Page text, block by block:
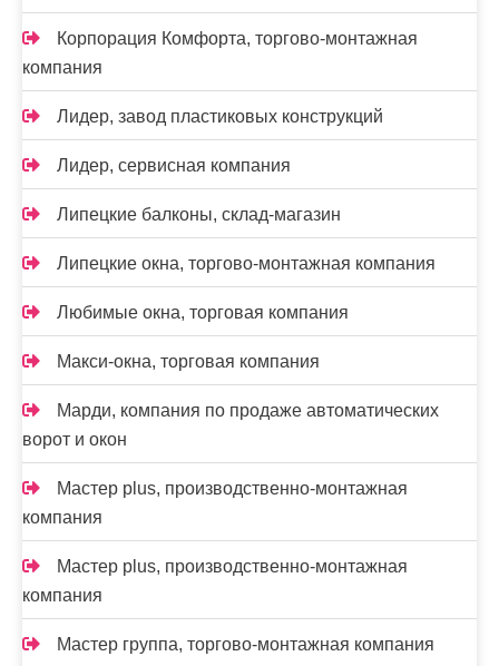
Корпорация Комфорта, торгово-монтажная
компания
Лидер, завод пластиковых конструкций
Лидер, сервисная компания
Липецкие балконы, склад-магазин
Липецкие окна, торгово-монтажная компания
Любимые окна, торговая компания
Макси-окна, торговая компания
Марди, компания по продаже автоматических
ворот и окон
Мастер plus, производственно-монтажная
компания
Мастер plus, производственно-монтажная
компания
Мастер группа, торгово-монтажная компания